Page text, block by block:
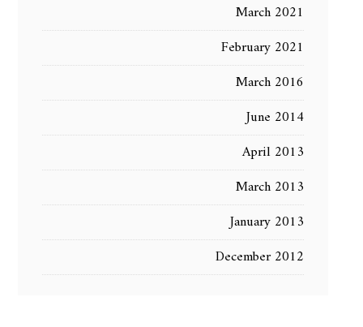
March 2021
February 2021
March 2016
June 2014
April 2013
March 2013
January 2013
December 2012